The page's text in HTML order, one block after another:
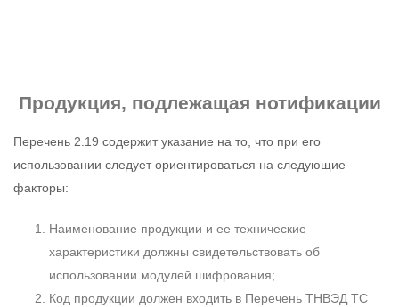
Продукция, подлежащая нотификации
Перечень 2.19 содержит указание на то, что при его
использовании следует ориентироваться на следующие
факторы:
Наименование продукции и ее технические
характеристики должны свидетельствовать об
использовании модулей шифрования;
Код продукции должен входить в Перечень ТНВЭД ТС